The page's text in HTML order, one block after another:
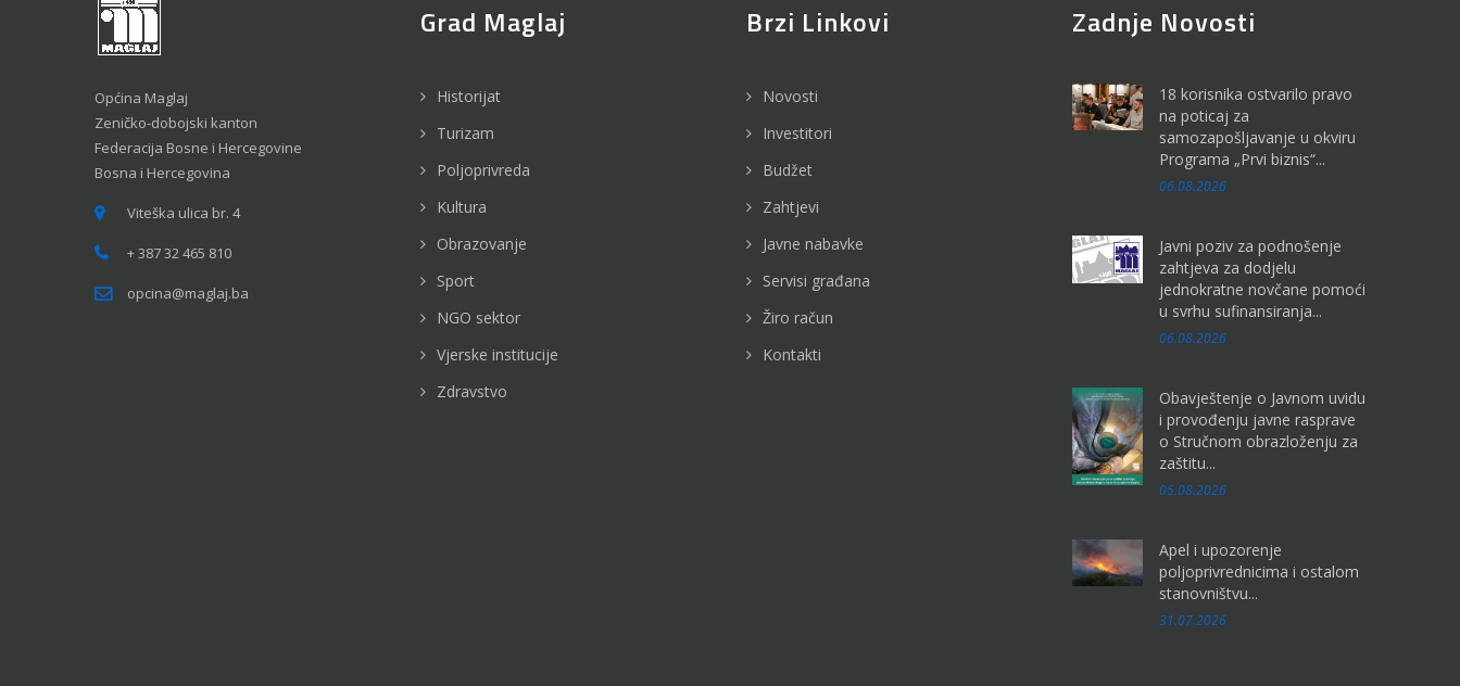
Općina Maglaj
Zeničko-dobojski kanton
Federacija Bosne i Hercegovine
Bosna i Hercegovina
Viteška ulica br. 4
+ 387 32 465 810
opcina@maglaj.ba
Grad Maglaj
Historijat
Turizam
Poljoprivreda
Kultura
Obrazovanje
Sport
NGO sektor
Vjerske institucije
Zdravstvo
Brzi Linkovi
Novosti
Investitori
Budžet
Zahtjevi
Javne nabavke
Servisi građana
Žiro račun
Kontakti
Zadnje Novosti
18 korisnika ostvarilo pravo
na poticaj za
samozapošljavanje u okviru
Programa „Prvi biznis“...
06.08.2026
Javni poziv za podnošenje
zahtjeva za dodjelu
jednokratne novčane pomoći
u svrhu sufinansiranja...
06.08.2026
Obavještenje o Javnom uvidu
i provođenju javne rasprave
o Stručnom obrazloženju za
zaštitu...
05.08.2026
Apel i upozorenje
poljoprivrednicima i ostalom
stanovništvu...
31.07.2026